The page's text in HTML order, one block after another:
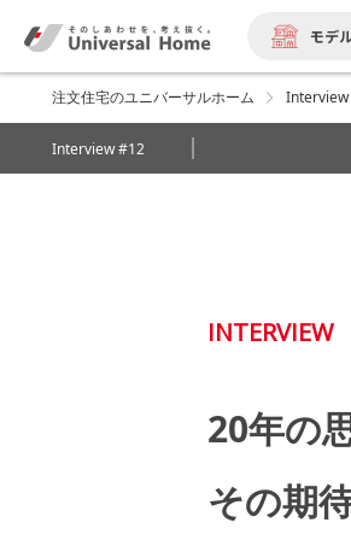
モデ
注文住宅のユニバーサルホーム Interview
Interview #12
INTERVIEW
20年の
その期